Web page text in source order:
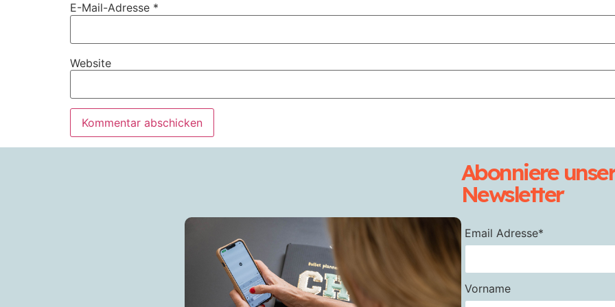
E-Mail-Adresse *
Website
Abonniere
Newsletter
Email Adresse*
Vorname